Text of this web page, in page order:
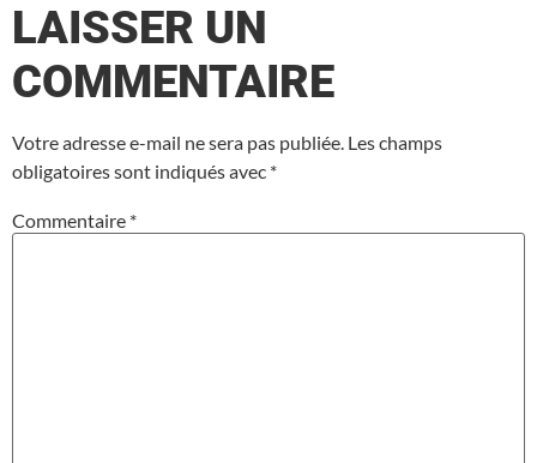
LAISSER UN
COMMENTAIRE
Votre adresse e-mail ne sera pas publiée. Les champs
obligatoires sont indiqués avec *
Commentaire *